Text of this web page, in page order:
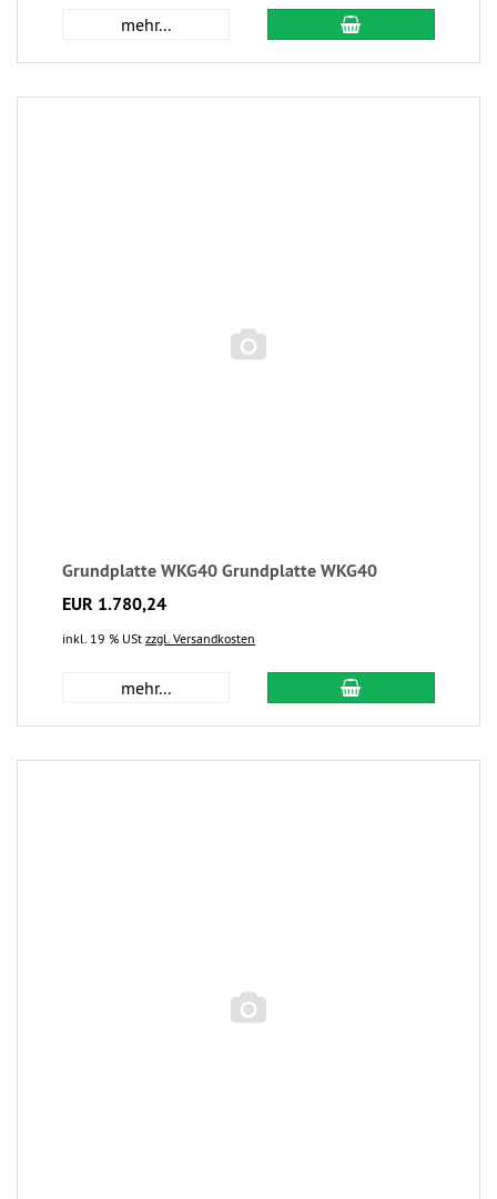
mehr...
Grundplatte WKG40 Grundplatte WKG40
EUR 1.780,24
inkl. 19 % USt zzgl. Versandkosten
mehr...